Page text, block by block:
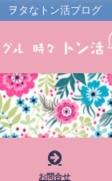
ヲタなトン活ブログ
お問合せ